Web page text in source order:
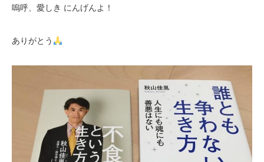
嗚呼、愛しき にんげんよ！
ありがとう